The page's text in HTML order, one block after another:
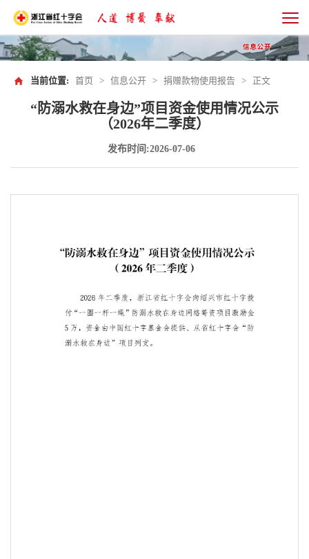
当前位置: 首页 > 信息公开 > 捐赠款物使用报告 > 正文
“防溺水救在身边”项目资金使用情况公示
（2026年二季度）
发布时间:2026-07-06